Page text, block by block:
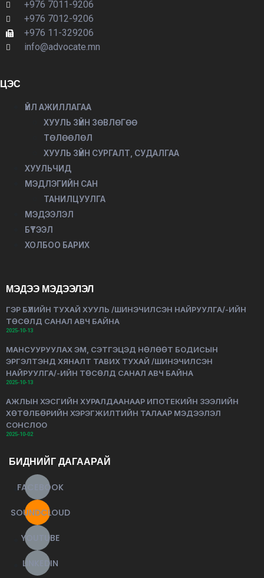
+976 7011-9206
+976 7012-9206
+976 11-329206
info@advocate.mn
ЦЭС
ҮЙЛ АЖИЛЛАГАА
ХУУЛЬ ЗҮЙН ЗӨВЛӨГӨӨ
ТӨЛӨӨЛӨЛ
ХУУЛЬ ЗҮЙН СУРГАЛТ, СУДАЛГАА
ХУУЛЬЧИД
МЭДЛЭГИЙН САН
ТАНИЛЦУУЛГА
МЭДЭЭЛЭЛ
БҮТЭЭЛ
ХОЛБОО БАРИХ
МЭДЭЭ МЭДЭЭЛЭЛ
ГЭР БҮЛИЙН ТУХАЙ ХУУЛЬ /ШИНЭЧИЛСЭН НАЙРУУЛГА/-ИЙН
ТӨСӨЛД САНАЛ АВЧ БАЙНА
2025-10-13
МАНСУУРУУЛАХ ЭМ, СЭТГЭЦЭД НӨЛӨӨТ БОДИСЫН
ЭРГЭЛТЭНД ХЯНАЛТ ТАВИХ ТУХАЙ /ШИНЭЧИЛСЭН
НАЙРУУЛГА/-ИЙН ТӨСӨЛД САНАЛ АВЧ БАЙНА
2025-10-13
АЖЛЫН ХЭСГИЙН ХУРАЛДААНААР ИПОТЕКИЙН ЗЭЭЛИЙН
ХӨТӨЛБӨРИЙН ХЭРЭГЖИЛТИЙН ТАЛААР МЭДЭЭЛЭЛ
СОНСЛОО
2025-10-02
БИДНИЙГ ДАГААРАЙ
FACEBOOK
SOUNDCLOUD
YOUTUBE
LINKEDIN